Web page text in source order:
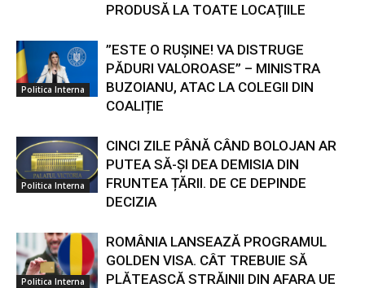
PRODUSĂ LA TOATE LOCAŢIILE
Politica Interna
”ESTE O RUȘINE! VA DISTRUGE
PĂDURI VALOROASE” – MINISTRA
BUZOIANU, ATAC LA COLEGII DIN
COALIȚIE
Politica Interna
CINCI ZILE PÂNĂ CÂND BOLOJAN AR
PUTEA SĂ-ȘI DEA DEMISIA DIN
FRUNTEA ȚĂRII. DE CE DEPINDE
DECIZIA
Politica Interna
ROMÂNIA LANSEAZĂ PROGRAMUL
GOLDEN VISA. CÂT TREBUIE SĂ
PLĂTEASCĂ STRĂINII DIN AFARA UE